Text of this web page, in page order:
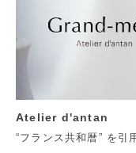
Atelier d'antan
“フランス共和暦” を引